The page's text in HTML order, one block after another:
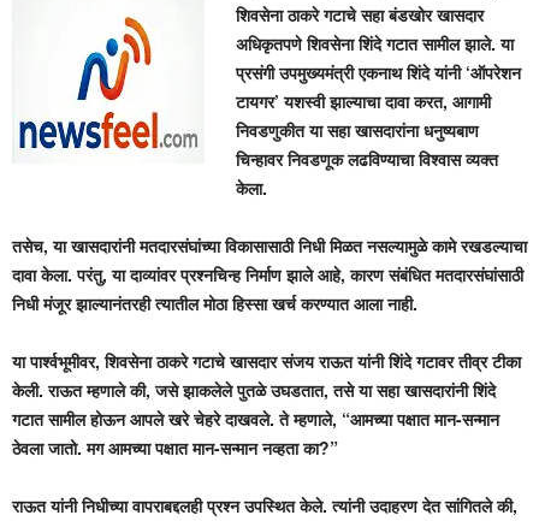
शिवसेना ठाकरे गटाचे सहा बंडखोर खासदार
अधिकृतपणे शिवसेना शिंदे गटात सामील झाले. या
प्रसंगी उपमुख्यमंत्री एकनाथ शिंदे यांनी ‘ऑपरेशन
टायगर’ यशस्वी झाल्याचा दावा करत, आगामी
निवडणुकीत या सहा खासदारांना धनुष्यबाण
चिन्हावर निवडणूक लढविण्याचा विश्वास व्यक्त
केला.
तसेच, या खासदारांनी मतदारसंघांच्या विकासासाठी निधी मिळत नसल्यामुळे कामे रखडल्याचा
दावा केला. परंतु, या दाव्यांवर प्रश्नचिन्ह निर्माण झाले आहे, कारण संबंधित मतदारसंघांसाठी
निधी मंजूर झाल्यानंतरही त्यातील मोठा हिस्सा खर्च करण्यात आला नाही.
या पार्श्वभूमीवर, शिवसेना ठाकरे गटाचे खासदार संजय राऊत यांनी शिंदे गटावर तीव्र टीका
केली. राऊत म्हणाले की, जसे झाकलेले पुतळे उघडतात, तसे या सहा खासदारांनी शिंदे
गटात सामील होऊन आपले खरे चेहरे दाखवले. ते म्हणाले, “आमच्या पक्षात मान-सन्मान
ठेवला जातो. मग आमच्या पक्षात मान-सन्मान नव्हता का?”
राऊत यांनी निधीच्या वापराबद्दलही प्रश्न उपस्थित केले. त्यांनी उदाहरण देत सांगितले की,